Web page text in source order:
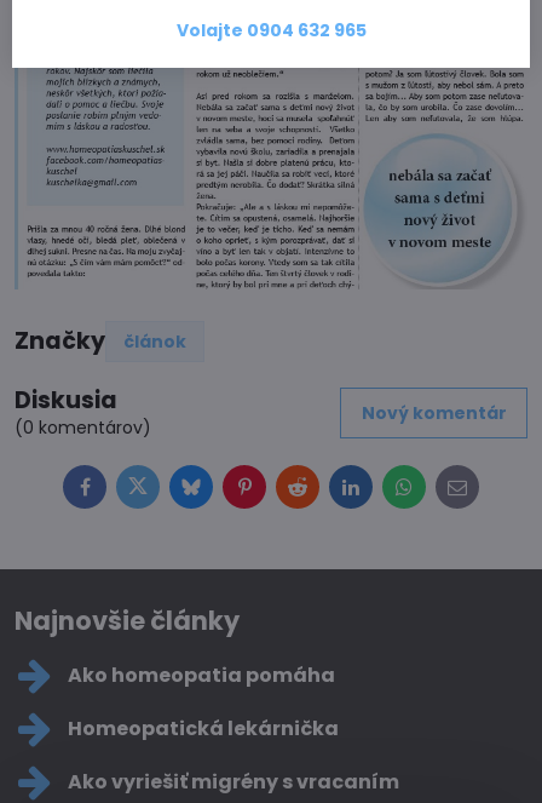
Značky článok
Diskusia
(0 komentárov)
Nový komentár
FacebookTwitterBlueskyPinterestRedditLinkedInWhatsApp
E-
mail
Najnovšie články
Ako homeopatia pomáha
Homeopatická lekárnička
Ako vyriešiť migrény s vracaním
Volajte 0904 632 965